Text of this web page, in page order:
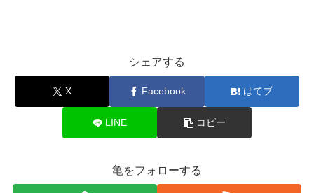
シェアする
X Facebook はてブ
LINE コピー
亀をフォローする